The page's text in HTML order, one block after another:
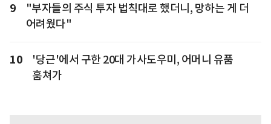
9
"부자들의 주식 투자 법칙대로 했더니, 망하는 게 더
어려웠다"
10
'당근'에서 구한 20대 가사도우미, 어머니 유품
훔쳐가